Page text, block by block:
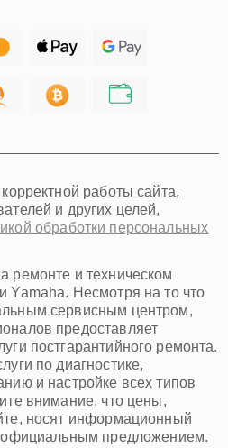
работы сайта,
и других целей,
обработки персональных
ремонте и техническом
Yamaha. Несмотря на то что
сервисным центром,
предоставляет
постгарантийного ремонта.
по диагностике,
и настройке всех типов
внимание, что цены,
носят информационный
официальным предложением.